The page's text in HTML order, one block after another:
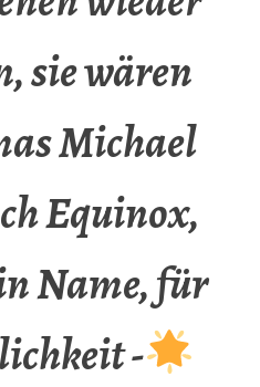
sie wären
Michael
Equinox,
Name, für
-